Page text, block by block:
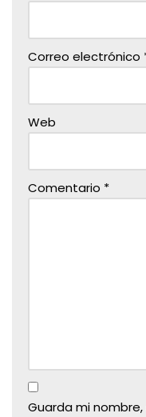
Correo electrónico
Web
Comentario *
Guarda mi